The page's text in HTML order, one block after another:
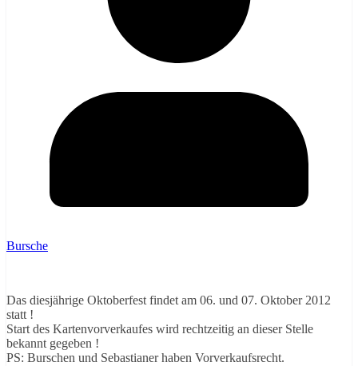
Bursche
Das diesjährige Oktoberfest findet am 06. und 07. Oktober 2012
statt !
Start des Kartenvorverkaufes wird rechtzeitig an dieser Stelle
bekannt gegeben !
PS: Burschen und Sebastianer haben Vorverkaufsrecht.